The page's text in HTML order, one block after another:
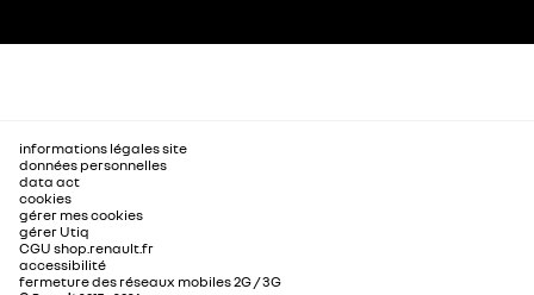
informations légales site
données personnelles
data act
cookies
gérer mes cookies
gérer Utiq
CGU shop.renault.fr
accessibilité
fermeture des réseaux mobiles 2G / 3G